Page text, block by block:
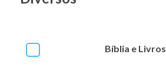
Bíblia e Livros